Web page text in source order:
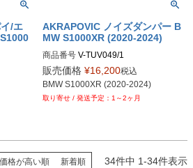
/エ
AKRAPOVIC ノイズダンパー B
MW S1000XR (2020-2024)
商品番号 V-TUV049/1
販売価格 ¥16,200税込
BMW S1000XR (2020-2024)
1～2ヶ月
価格が高い順 新着順 34件中 1-34件表示